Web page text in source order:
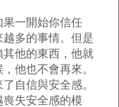
一開始你信任
多的事情。但是
他的東西，他就
他也不會再來。
自信與安全感。
失安全感的模